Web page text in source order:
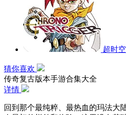
超时
猜你喜欢
传奇复古版本手游合集大全
详情
回到那个最纯粹、最热血的玛法大